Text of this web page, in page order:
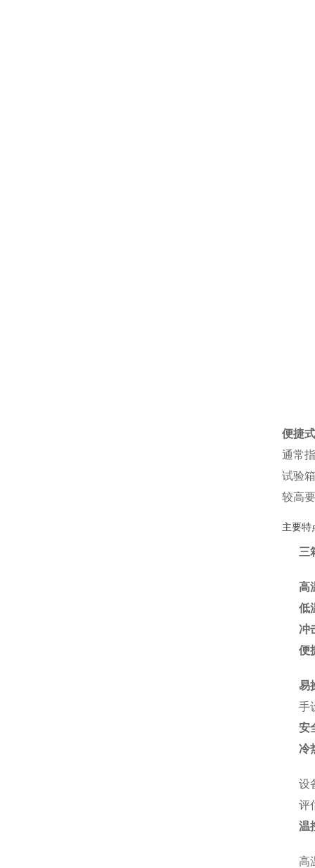
便捷
通常
试验
较高
主要特
三
高
低
冲
便
易
手
安
冷
设
评
温
高